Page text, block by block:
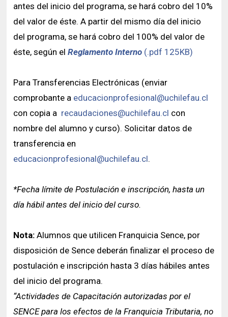
antes del inicio del programa, se hará cobro del 10%
del valor de éste. A partir del mismo día del inicio
del programa, se hará cobro del 100% del valor de
éste, según elReglamento Interno (.pdf 125KB)
Para Transferencias Electrónicas (enviar
comprobante a educacionprofesional@uchilefau.cl
con copia a recaudaciones@uchilefau.cl con
nombre del alumno y curso). Solicitar datos de
transferencia en
educacionprofesional@uchilefau.cl.
*Fecha límite de Postulación e inscripción, hasta un
día hábil antes del inicio del curso.
Nota: Alumnos que utilicen Franquicia Sence, por
disposición de Sence deberán finalizar el proceso de
postulación e inscripción hasta 3 días hábiles antes
del inicio del programa.
“Actividades de Capacitación autorizadas por el
SENCE para los efectos de la Franquicia Tributaria, no